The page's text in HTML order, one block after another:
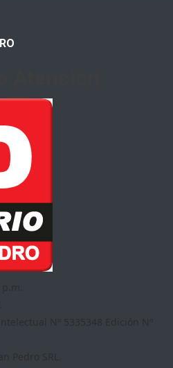
Nº 5335348 Edición Nº
Pedro SRL.